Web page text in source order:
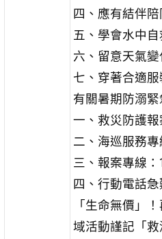
四、應有結伴
五、學會水中自
六、留意天氣變
七、穿著合適
有關暑期防溺緊
一、救災防護
二、海巡服務
三、報案專線：
四、行動電話
「生命無價」
域活動謹記「